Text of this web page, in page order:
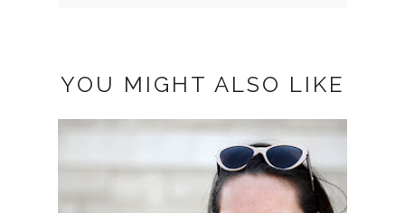
YOU MIGHT ALSO LIKE